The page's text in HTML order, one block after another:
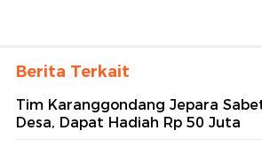
Berita Terkait
Tim Karanggondang Jepara
Desa, Dapat Hadiah Rp 50 Juta